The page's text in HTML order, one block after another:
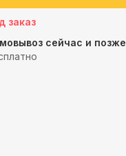
заказ
сейчас и позже